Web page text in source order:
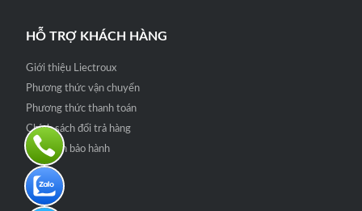
HỖ TRỢ KHÁCH HÀNG
Giới thiệu Liectroux
Phương thức vận chuyển
Phương thức thanh toán
Chính sách đổi trả hàng
Quy định bảo hành